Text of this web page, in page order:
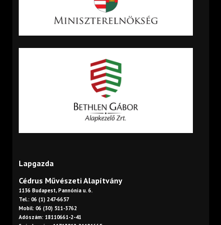
Lapgazda
Cédrus Művészeti Alapítvány
1136 Budapest, Pannónia u. 6.
Tel.: 06 (1) 247-6657
Mobil: 06 (30) 511-3762
Adószám: 18110661-2-41